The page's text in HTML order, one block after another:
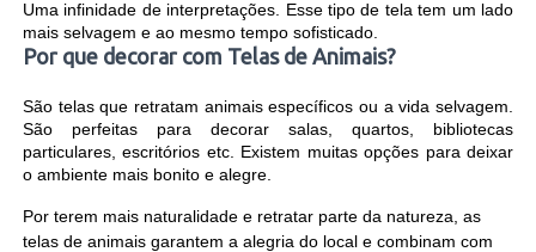
Uma infinidade de interpretações. Esse tipo de tela tem um lado
mais selvagem e ao mesmo tempo sofisticado.
Por que decorar com Telas de Animais?
São telas que retratam animais específicos ou a vida selvagem.
São perfeitas para decorar salas, quartos, bibliotecas
particulares, escritórios etc. Existem muitas opções para deixar
o ambiente mais bonito e alegre.
Por terem mais naturalidade e retratar parte da natureza, as
telas de animais garantem a alegria do local e combinam com